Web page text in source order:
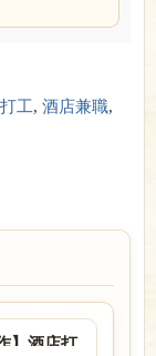
工, 酒店兼職,
】酒店打